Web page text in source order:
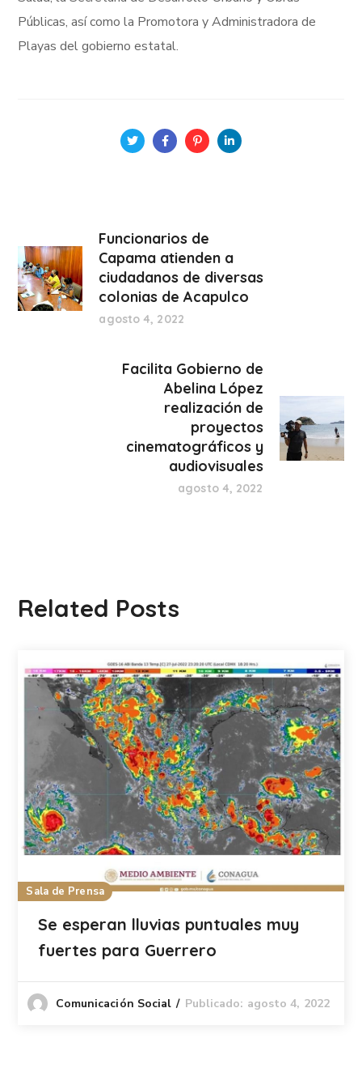
Públicas, así como la Promotora y Administradora de
Playas del gobierno estatal.
Funcionarios de
Capama atienden a
ciudadanos de diversas
colonias de Acapulco
agosto 4, 2022
Facilita Gobierno de
Abelina López
realización de
proyectos
cinematográficos y
audiovisuales
agosto 4, 2022
Related Posts
Sala de Prensa
Se esperan lluvias puntuales muy
fuertes para Guerrero
Comunicación Social Publicado: agosto 4, 2022